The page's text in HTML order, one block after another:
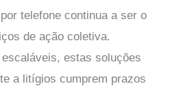
telefone continua a ser o
de ação coletiva.
estas soluções
a litígios cumprem prazos